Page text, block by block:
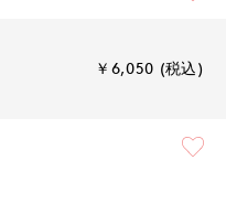
￥6,050 (税込)